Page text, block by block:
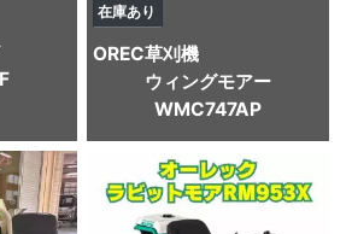
在庫あり
OREC草刈機
ウィングモアー
WMC747AP